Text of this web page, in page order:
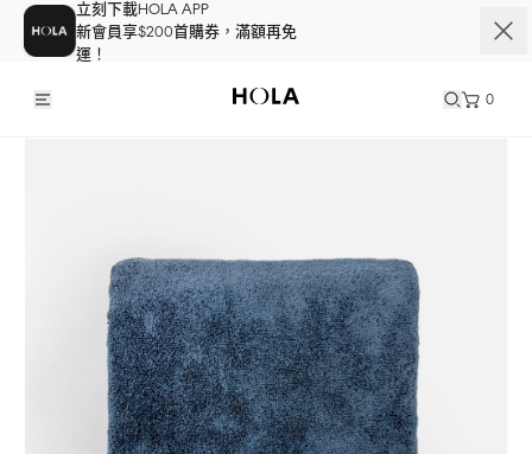
立刻下載HOLA APP
新會員享$200首購券，滿額再免
運！
0